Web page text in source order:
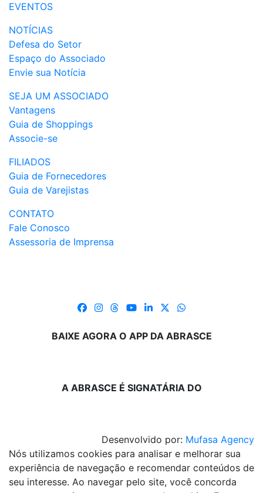
EVENTOS
NOTÍCIAS
Defesa do Setor
Espaço do Associado
Envie sua Notícia
SEJA UM ASSOCIADO
Vantagens
Guia de Shoppings
Associe-se
FILIADOS
Guia de Fornecedores
Guia de Varejistas
CONTATO
Fale Conosco
Assessoria de Imprensa
BAIXE AGORA O APP DA ABRASCE
A ABRASCE É SIGNATÁRIA DO
Desenvolvido por: Mufasa Agency
Nós utilizamos cookies para analisar e melhorar sua
experiência de navegação e recomendar conteúdos de
seu interesse. Ao navegar pelo site, você concorda